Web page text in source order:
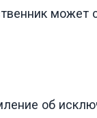
может
об